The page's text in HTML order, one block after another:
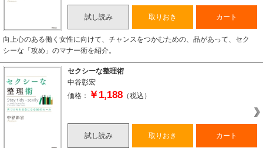
試し読み 取りおき カート
向上心のある働く女性に向けて、チャンスをつかむための、品があって、セク
シーな「攻め」のマナー術を紹介。
セクシーな整理術
中谷彰宏
価格：
￥1,188 （税込）
試し読み 取りおき カート